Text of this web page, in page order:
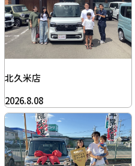
北久米店
2026.8.08